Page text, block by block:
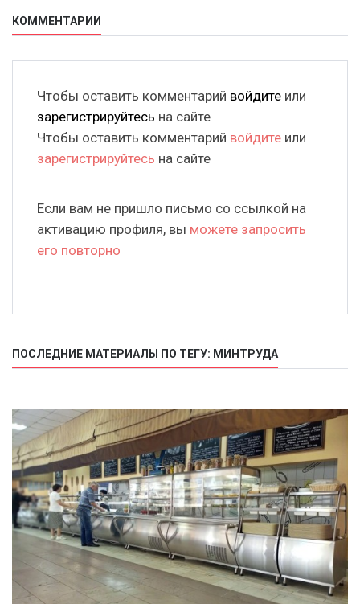
КОММЕНТАРИИ
Чтобы оставить комментарий войдите или
зарегистрируйтесь на сайте
Чтобы оставить комментарий войдите или
зарегистрируйтесь на сайте
Если вам не пришло письмо со ссылкой на
активацию профиля, вы можете запросить
его повторно
ПОСЛЕДНИЕ МАТЕРИАЛЫ ПО ТЕГУ: МИНТРУДА